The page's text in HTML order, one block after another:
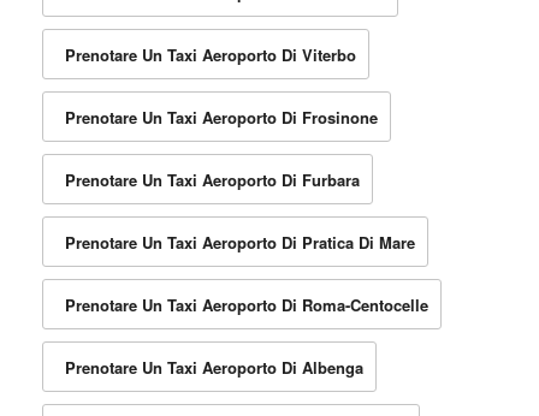
Prenotare Un Taxi Aeroporto Di Viterbo
Prenotare Un Taxi Aeroporto Di Frosinone
Prenotare Un Taxi Aeroporto Di Furbara
Prenotare Un Taxi Aeroporto Di Pratica Di Mare
Prenotare Un Taxi Aeroporto Di Roma-Centocelle
Prenotare Un Taxi Aeroporto Di Albenga